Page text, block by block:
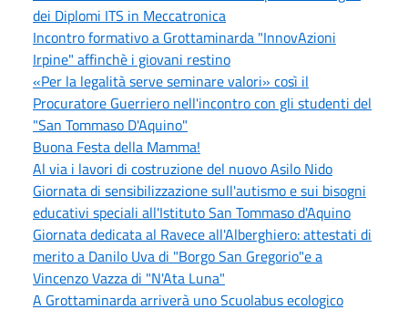
dei Diplomi ITS in Meccatronica
Incontro formativo a Grottaminarda "InnovAzioni
Irpine" affinchè i giovani restino
«Per la legalità serve seminare valori» così il
Procuratore Guerriero nell'incontro con gli studenti del
"San Tommaso D'Aquino"
Buona Festa della Mamma!
Al via i lavori di costruzione del nuovo Asilo Nido
Giornata di sensibilizzazione sull'autismo e sui bisogni
educativi speciali all'Istituto San Tommaso d'Aquino
Giornata dedicata al Ravece all'Alberghiero: attestati di
merito a Danilo Uva di "Borgo San Gregorio"e a
Vincenzo Vazza di "N'Ata Luna"
A Grottaminarda arriverà uno Scuolabus ecologico